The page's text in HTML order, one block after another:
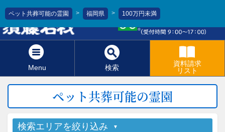
Menu 検索
資料請求
リスト
ペット共葬可能の霊園 > 福岡県 > 100万円未満
ペット共葬可能の霊園
検索エリアを絞り込み